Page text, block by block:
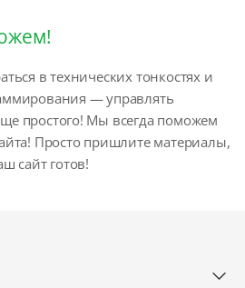
в технических тонкостях и
— управлять
простого! Мы всегда поможем
Просто пришлите материалы,
сайт готов!